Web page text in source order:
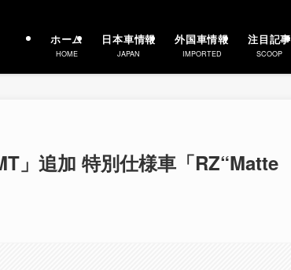
ホーム
HOME
日本車情報
JAPAN
外国車情報
IMPORTED
注目記事
SCOOP
」追加 特別仕様車「RZ“Matte